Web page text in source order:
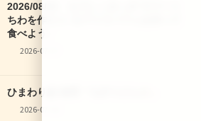
2026/08/03 なでしこきっず サマーう
ちわを作ろう♪＆アイスパフェを作って
食べよう♪
2026-07-27
ひまわり組 食育「七夕うどん
2026-07-10